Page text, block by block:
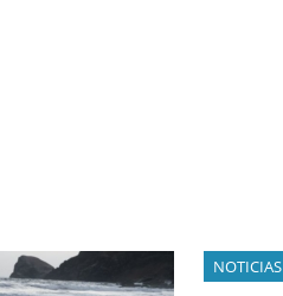
NOTICIAS